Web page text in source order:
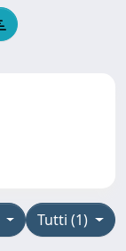
Tutti (1)